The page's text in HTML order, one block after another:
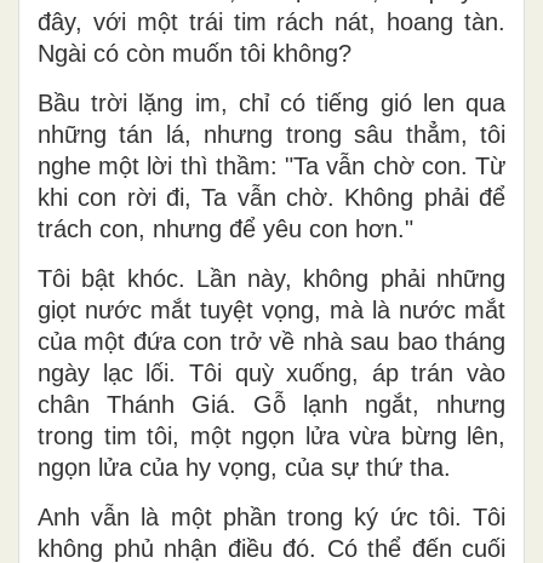
đây, với một trái tim rách nát, hoang tàn.
Ngài có còn muốn tôi không?
Bầu trời lặng im, chỉ có tiếng gió len qua
những tán lá, nhưng trong sâu thẳm, tôi
nghe một lời thì thầm: "Ta vẫn chờ con. Từ
khi con rời đi, Ta vẫn chờ. Không phải để
trách con, nhưng để yêu con hơn."
Tôi bật khóc. Lần này, không phải những
giọt nước mắt tuyệt vọng, mà là nước mắt
của một đứa con trở về nhà sau bao tháng
ngày lạc lối. Tôi quỳ xuống, áp trán vào
chân Thánh Giá. Gỗ lạnh ngắt, nhưng
trong tim tôi, một ngọn lửa vừa bừng lên,
ngọn lửa của hy vọng, của sự thứ tha.
Anh vẫn là một phần trong ký ức tôi. Tôi
không phủ nhận điều đó. Có thể đến cuối